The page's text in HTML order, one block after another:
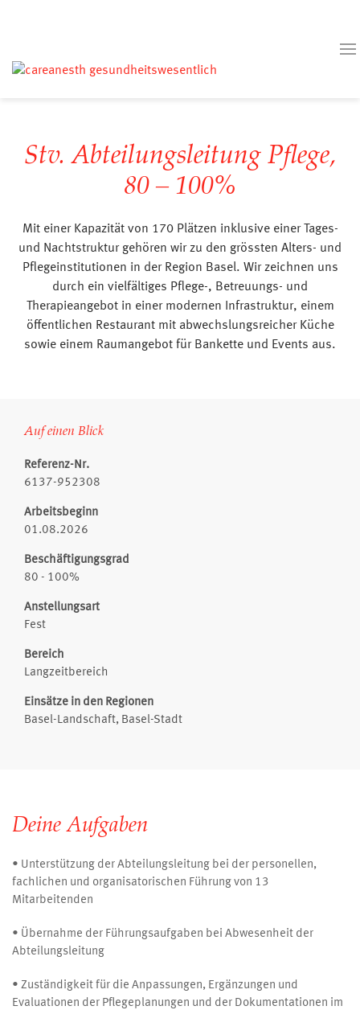
Stv. Abteilungsleitung Pflege,
80 – 100%
Mit einer Kapazität von 170 Plätzen inklusive einer Tages-
und Nachtstruktur gehören wir zu den grössten Alters- und
Pflegeinstitutionen in der Region Basel. Wir zeichnen uns
durch ein vielfältiges Pflege-, Betreuungs- und
Therapieangebot in einer modernen Infrastruktur, einem
öffentlichen Restaurant mit abwechslungsreicher Küche
sowie einem Raumangebot für Bankette und Events aus.
Auf einen Blick
Referenz-Nr.
6137-952308
Arbeitsbeginn
01.08.2026
Beschäftigungsgrad
80 - 100%
Anstellungsart
Fest
Bereich
Langzeitbereich
Einsätze in den Regionen
Basel-Landschaft, Basel-Stadt
Deine Aufgaben
• Unterstützung der Abteilungsleitung bei der personellen,
fachlichen und organisatorischen Führung von 13
Mitarbeitenden
• Übernahme der Führungsaufgaben bei Abwesenheit der
Abteilungsleitung
• Zuständigkeit für die Anpassungen, Ergänzungen und
Evaluationen der Pflegeplanungen und der Dokumentationen im